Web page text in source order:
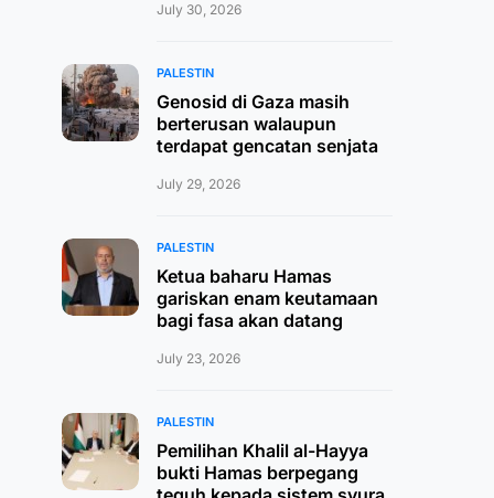
July 30, 2026
PALESTIN
Genosid di Gaza masih
berterusan walaupun
terdapat gencatan senjata
July 29, 2026
PALESTIN
Ketua baharu Hamas
gariskan enam keutamaan
bagi fasa akan datang
July 23, 2026
PALESTIN
Pemilihan Khalil al-Hayya
bukti Hamas berpegang